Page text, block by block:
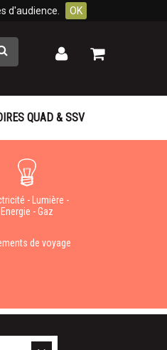
d'audience. OK
Rechercher Mon
Mon
- Lumière -
Energie - Gaz
de voyage
QUAD & SSV